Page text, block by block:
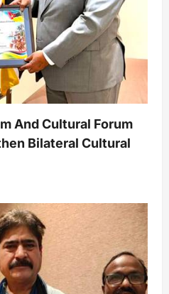
And Cultural Forum
Bilateral Cultural